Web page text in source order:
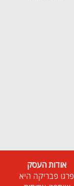
אודות העסק
פרגו פבריקה היא